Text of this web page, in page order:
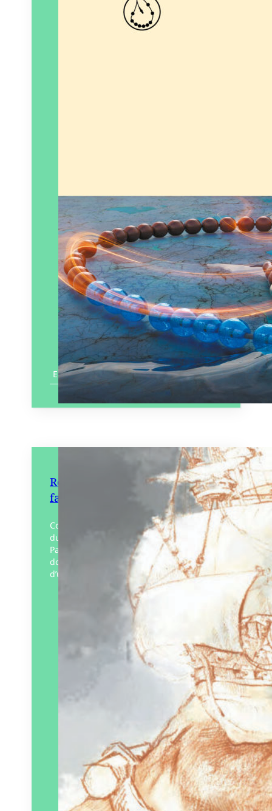
En savoir plus
Retours des Indes – Portrait
fantôme d’un négrier
Comment raconter l’indicible ? En partant
du travail historique de Jean Métas, Jean-
Paul Barbe a imaginé, sous la forme d’un
docu-fiction, toutes les étapes du voyage
d’un bateau…
La Fabrique du livre
30/04/2025